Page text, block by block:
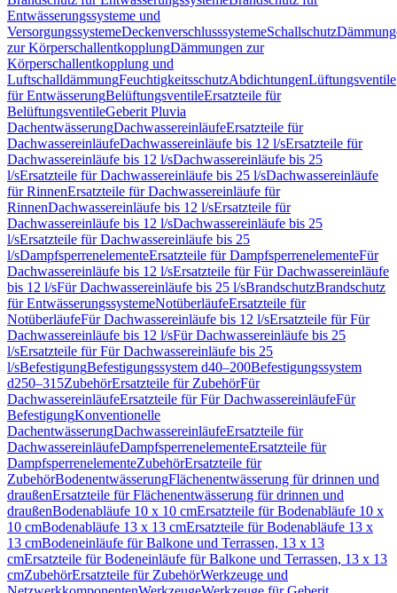
Entwässerungssysteme und
VersorgungssystemeDeckenverschlusssystemeSchallschutz
zur KörperschallentkopplungDämmungen zur
Körperschallentkopplung und
LuftschalldämmungFeuchtigkeitsschutzAbdichtungenLüftungsventile
für EntwässerungBelüftungsventileErsatzteile für
BelüftungsventileGeberit Pluvia
DachentwässerungDachwassereinläufeErsatzteile für
DachwassereinläufeDachwassereinläufe bis 12 l/sErsatzteile für
Dachwassereinläufe bis 12 l/sDachwassereinläufe bis 25
l/sErsatzteile für Dachwassereinläufe bis 25 l/sDachwassereinläufe
für RinnenErsatzteile für Dachwassereinläufe für
RinnenDachwassereinläufe bis 12 l/sErsatzteile für
Dachwassereinläufe bis 12 l/sDachwassereinläufe bis 25
l/sErsatzteile für Dachwassereinläufe bis 25
l/sDampfsperrenelementeErsatzteile für DampfsperrenelementeFür
Dachwassereinläufe bis 12 l/sErsatzteile für Für Dachwassereinläufe
bis 12 l/sFür Dachwassereinläufe bis 25 l/sBrandschutzBrandschutz
für EntwässerungssystemeNotüberläufeErsatzteile für
NotüberläufeFür Dachwassereinläufe bis 12 l/sErsatzteile für Für
Dachwassereinläufe bis 12 l/sFür Dachwassereinläufe bis 25
l/sErsatzteile für Für Dachwassereinläufe bis 25
l/sBefestigungBefestigungssystem d40–200Befestigungssystem
d250–315ZubehörErsatzteile für ZubehörFür
DachwassereinläufeErsatzteile für Für DachwassereinläufeFür
BefestigungKonventionelle
DachentwässerungDachwassereinläufeErsatzteile für
DachwassereinläufeDampfsperrenelementeErsatzteile für
DampfsperrenelementeZubehörErsatzteile für
ZubehörBodenentwässerungFlächenentwässerung für drinnen und
draußenErsatzteile für Flächenentwässerung für drinnen und
draußenBodenabläufe 10 x 10 cmErsatzteile für Bodenabläufe 10 x
10 cmBodenabläufe 13 x 13 cmErsatzteile für Bodenabläufe 13 x
13 cmBodeneinläufe für Balkone und Terrassen, 13 x 13
cmErsatzteile für Bodeneinläufe für Balkone und Terrassen, 13 x 13
cmZubehörErsatzteile für ZubehörWerkzeuge und